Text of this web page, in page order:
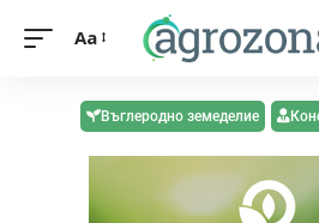
Aa
Въглеродно земеделие